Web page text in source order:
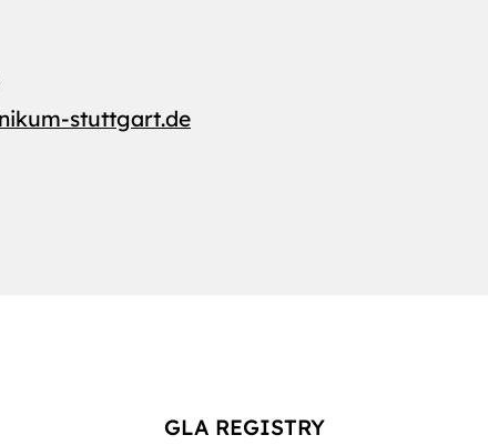
stuttgart.de
GLA REGISTRY